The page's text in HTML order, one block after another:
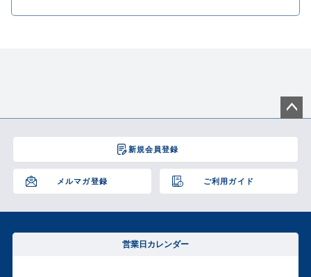
新規会員登録
メルマガ登録 ご利用ガイド
ジト
へ
営業日カレンダー